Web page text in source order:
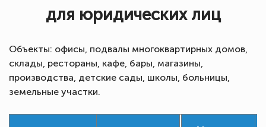
для юридических лиц
Объекты: офисы, подвалы многоквартирных домов,
склады, рестораны, кафе, бары, магазины,
производства, детские сады, школы, больницы,
земельные участки.